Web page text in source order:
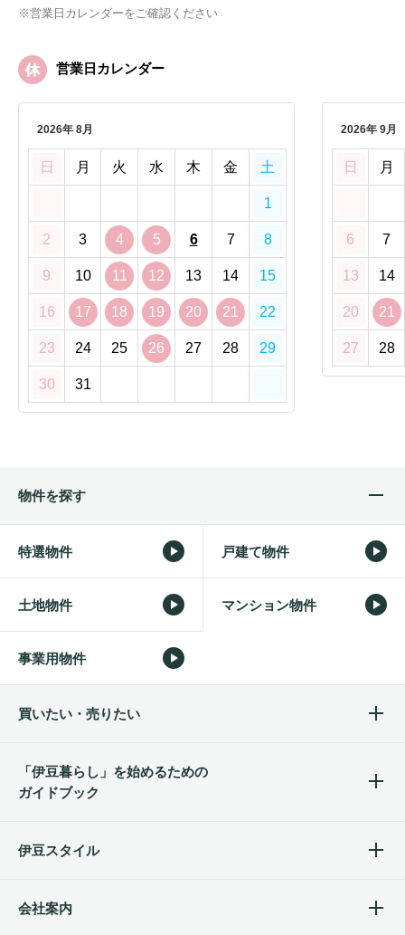
※営業日カレンダーをご確認ください
営業日カレンダー
2026年 8月
日 月 火 水 木 金 土
1
2 3 4 5 6 7 8
9 10 11 12 13 14 15
16 17 18 19 20 21 22
23 24 25 26 27 28 29
30 31
2026年 9月
日 月
6 7
13 14
20 21
27 28
物件を探す
特選物件 戸建て物件
土地物件 マンション物件
事業用物件
買いたい・売りたい
「伊豆暮らし」を始めるための
ガイドブック
伊豆スタイル
会社案内